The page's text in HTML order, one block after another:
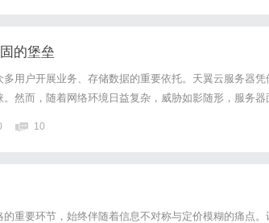
的堡垒
用户开展业务、存储数据的重要依托。天翼云服务器凭
然而，随着网络环境日益复杂，威胁如影随形，服务器
火墙作为网络的第一道防线，其合理配置对于保障天翼
为您讲解天翼云服务器防火墙配置的相关知识与...
10
重要环节，始终伴随着信息不对称与定价模糊的痛点。